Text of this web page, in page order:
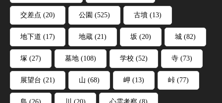
交差点 (20) 公園 (525) 古墳 (13)
地下道 (17) 地蔵 (21) 坂 (20) 城 (82)
塚 (27) 墓地 (108) 学校 (52) 寺 (73)
展望台 (21) 山 (68) 岬 (13) 峠 (77)
島 (26) 川 (20) 心霊考察 (8)